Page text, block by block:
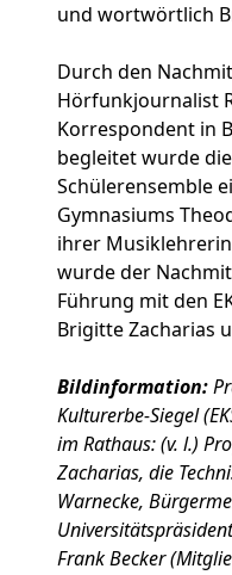
und wortwörtlich
Durch den
Hörfunkjournalist
Korrespondent in
begleitet wurde
Schülerensemble
Gymnasiums
ihrer
wurde der
Führung mit den
Brigitte Zacharias
Bildinformation:
Kulturerbe-Siegel
im Rathaus: (v. l.)
Zacharias, die
Warnecke,
Frank Becker